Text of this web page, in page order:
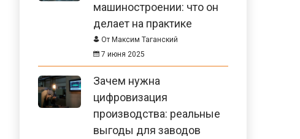
машиностроении: что он
делает на практике
От Максим Таганский
7 июня 2025
Зачем нужна
цифровизация
производства: реальные
выгоды для заводов